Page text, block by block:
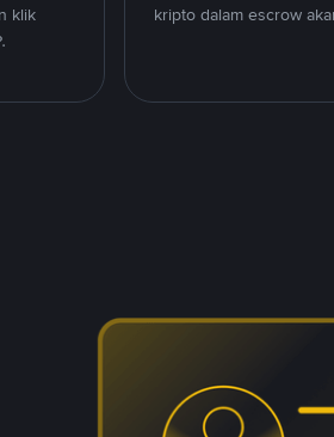
klik
kripto dalam escrow